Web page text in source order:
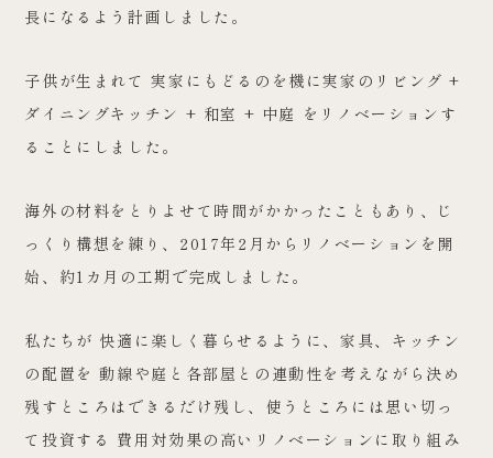
長になるよう計画しました。
子供が生まれて 実家にもどるのを機に実家のリビング +
ダイニングキッチン + 和室 + 中庭 をリノベーションす
ることにしました。
海外の材料をとりよせて時間がかかったこともあり、じ
っくり構想を練り、2017年2月からリノベーションを開
始、約1カ月の工期で完成しました。
私たちが 快適に楽しく暮らせるように、家具、キッチン
の配置を 動線や庭と各部屋との連動性を考えながら決め
残すところはできるだけ残し、使うところには思い切っ
て投資する 費用対効果の高いリノベーションに取り組み